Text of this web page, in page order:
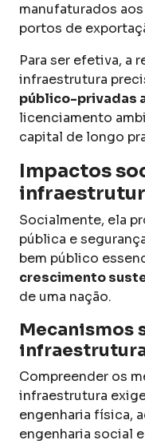
manufaturados
portos de
Para ser efetiva, a
infraestrutura
público-privadas
licenciamento
capital de longo
Impactos
Socialmente, ela
pública e
bem público
crescimento
de uma nação.
Mecanismos
Compreender os
infraestrutura
engenharia física,
engenharia social